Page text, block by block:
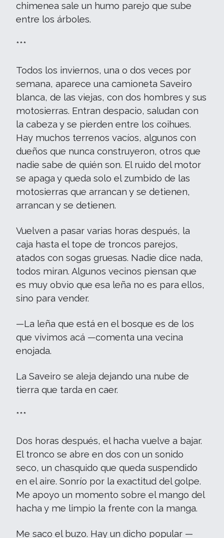
chimenea sale un humo parejo que sube
entre los árboles.
***
Todos los inviernos, una o dos veces por
semana, aparece una camioneta Saveiro
blanca, de las viejas, con dos hombres y sus
motosierras. Entran despacio, saludan con
la cabeza y se pierden entre los coihues.
Hay muchos terrenos vacíos, algunos con
dueños que nunca construyeron, otros que
nadie sabe de quién son. El ruido del motor
se apaga y queda solo el zumbido de las
motosierras que arrancan y se detienen,
arrancan y se detienen.
Vuelven a pasar varias horas después, la
caja hasta el tope de troncos parejos,
atados con sogas gruesas. Nadie dice nada,
todos miran. Algunos vecinos piensan que
es muy obvio que esa leña no es para ellos,
sino para vender.
—La leña que está en el bosque es de los
que vivimos acá —comenta una vecina
enojada.
La Saveiro se aleja dejando una nube de
tierra que tarda en caer.
***
Dos horas después, el hacha vuelve a bajar.
El tronco se abre en dos con un sonido
seco, un chasquido que queda suspendido
en el aire. Sonrío por la exactitud del golpe.
Me apoyo un momento sobre el mango del
hacha y me limpio la frente con la manga.
Me saco el buzo. Hay un dicho popular —